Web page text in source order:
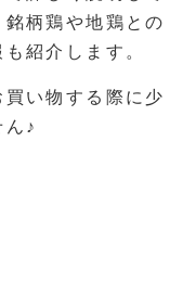
柄鶏や地鶏との
紹介します。
い物する際に少
♪